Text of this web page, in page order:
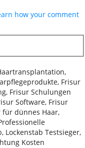
how your comment
Frisur
Frisur Schulungen
Software, Frisur
für dünnes Haar,
Lockenstab Testsieger,
Kosten